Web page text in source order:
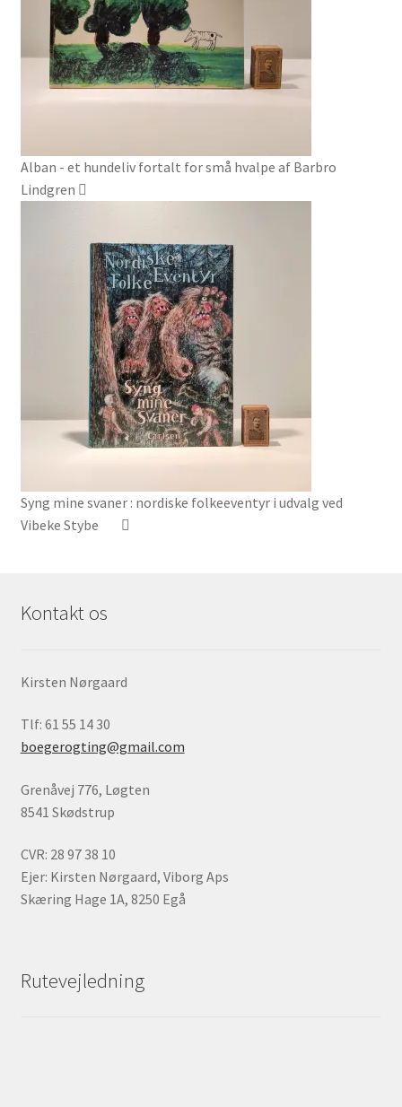
Alban - et hundeliv fortalt for små hvalpe af Barbro
Lindgren
Syng mine svaner : nordiske folkeeventyr i udvalg ved
Vibeke Stybe
Kontakt os
Kirsten Nørgaard
Tlf: 61 55 14 30
boegerogting@gmail.com
Grenåvej 776, Løgten
8541 Skødstrup
CVR: 28 97 38 10
Ejer: Kirsten Nørgaard, Viborg Aps
Skæring Hage 1A, 8250 Egå
Rutevejledning